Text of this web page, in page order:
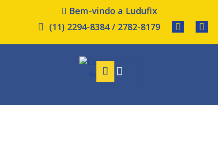
Bem-vindo a Ludufix
(11) 2294-8384 / 2782-8179